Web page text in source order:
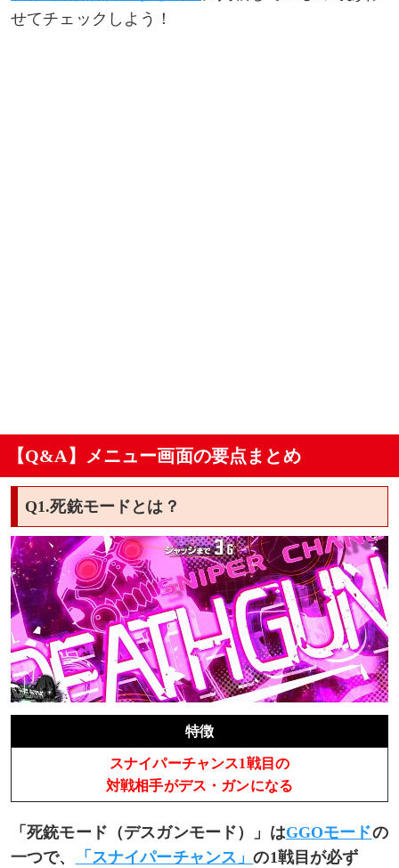
せてチェックしよう！
【Q&A】メニュー画面の要点まとめ
Q1.死銃モードとは？
特徴
スナイパーチャンス1戦目の
対戦相手がデス・ガンになる
「死銃モード（デスガンモード）」はGGOモードの
一つで、
「スナイパーチャンス」の1戦目が必ず